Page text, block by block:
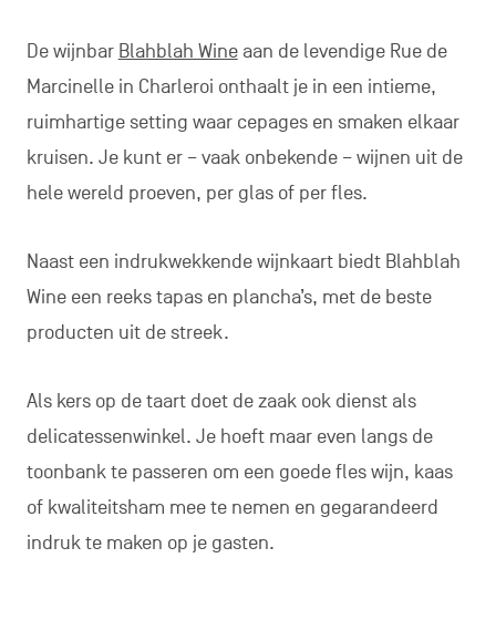
De wijnbar Blahblah Wineaan de levendige Rue de
Marcinelle in Charleroi onthaalt je in een intieme,
ruimhartige setting waar cepages en smaken elkaar
kruisen. Je kunt er – vaak onbekende – wijnen uit de
hele wereld proeven, per glas of per fles.
Naast een indrukwekkende wijnkaart biedt Blahblah
Wine een reeks tapas en plancha’s, met de beste
producten uit de streek.
Als kers op de taart doet de zaak ook dienst als
delicatessenwinkel. Je hoeft maar even langs de
toonbank te passeren om een goede fles wijn, kaas
of kwaliteitsham mee te nemen en gegarandeerd
indruk te maken op je gasten.